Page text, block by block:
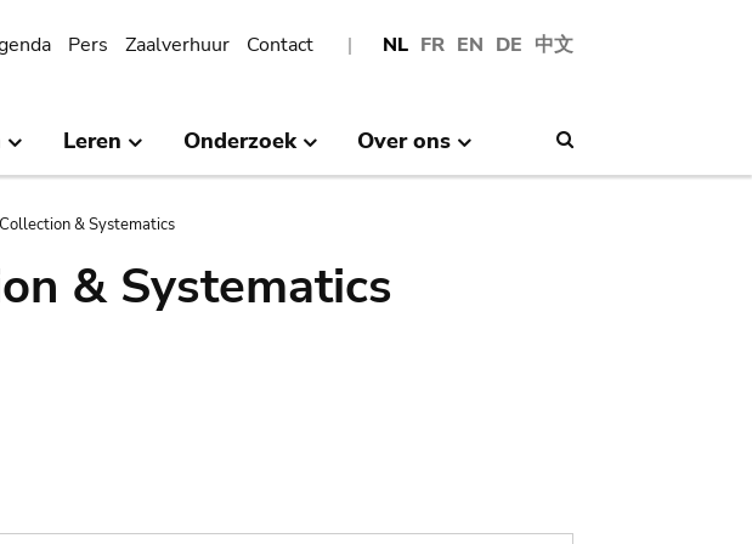
NL FR EN DE 中文
Pers Zaalverhuur Contact
Leren Onderzoek Over ons
& Systematics
& Systematics